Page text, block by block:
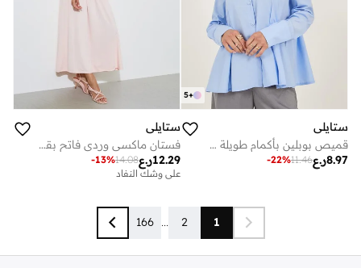
+
5
ستايلي
قميص بوبلين بأكمام طويلة مطوي سادة
ر.ع8.97
11.46
-22%
ستايلي
فستان ماكسي وردي فاتح بقصة A مع كاب قصير قابل للإزالة
ر.ع12.29
14.08
-13%
على وشك النفاد
1
2
...
166